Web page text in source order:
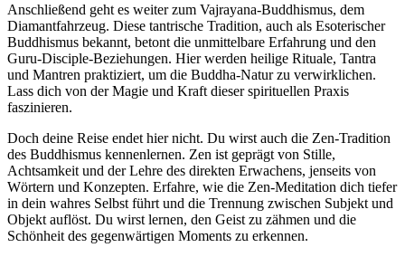
Anschließend geht es weiter zum Vajrayana-Buddhismus, dem
Diamantfahrzeug. Diese tantrische Tradition, auch als Esoterischer
Buddhismus bekannt, betont die unmittelbare Erfahrung und den
Guru-Disciple-Beziehungen. Hier werden heilige Rituale, Tantra
und Mantren praktiziert, um die Buddha-Natur zu verwirklichen.
Lass dich von der Magie und Kraft dieser spirituellen Praxis
faszinieren.
Doch deine Reise endet hier nicht. Du wirst auch die Zen-Tradition
des Buddhismus kennenlernen. Zen ist geprägt von Stille,
Achtsamkeit und der Lehre des direkten Erwachens, jenseits von
Wörtern und Konzepten. Erfahre, wie die Zen-Meditation dich tiefer
in dein wahres Selbst führt und die Trennung zwischen Subjekt und
Objekt auflöst. Du wirst lernen, den Geist zu zähmen und die
Schönheit des gegenwärtigen Moments zu erkennen.